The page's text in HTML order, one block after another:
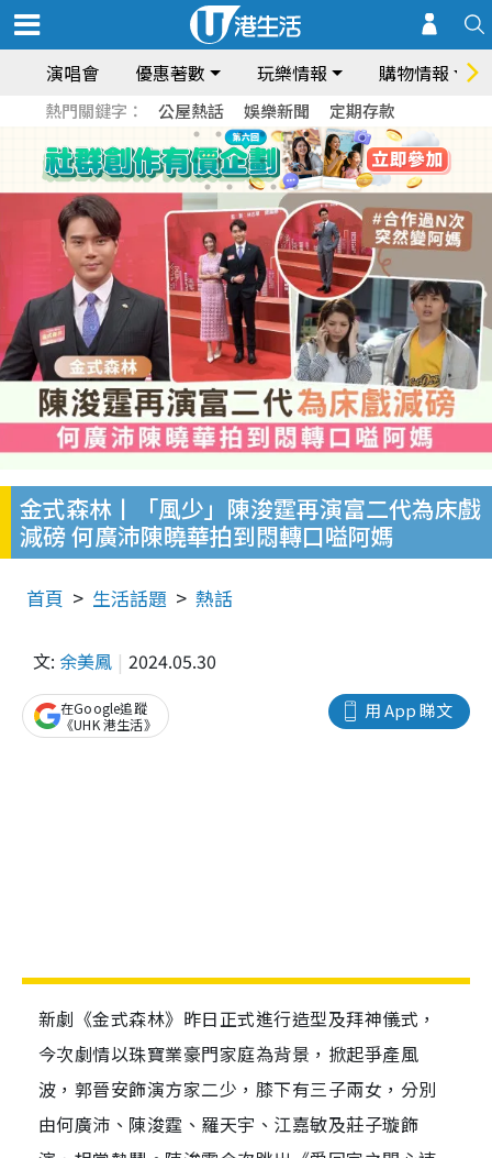
演唱會 優惠著數 玩樂情報 購物情報
熱門關鍵字： 公屋熱話 娛樂新聞 定期存款
金式森林丨「風少」陳浚霆再演富二代為床戲
減磅 何廣沛陳曉華拍到悶轉口嗌阿媽
首頁 生活話題 熱話
文: 余美鳳 2024.05.30
用 App 睇文
在Google追蹤
《UHK 港生活》
新劇《金式森林》昨日正式進行造型及拜神儀式，
今次劇情以珠寶業豪門家庭為背景，掀起爭產風
波，郭晉安飾演方家二少，膝下有三子兩女，分別
由何廣沛、陳浚霆、羅天宇、江嘉敏及莊子璇飾